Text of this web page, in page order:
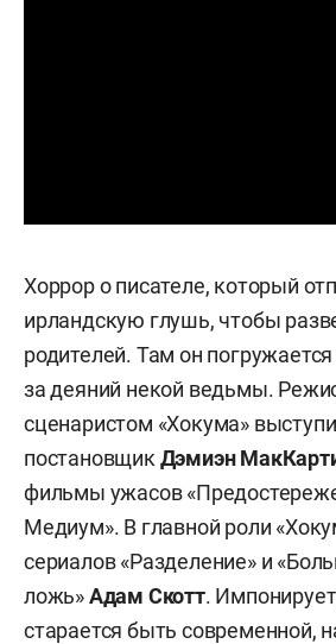
Хоррор о писателе, который
ирландскую глушь, чтобы
родителей. Там он
за деяний некой ведьмы.
сценаристом «Хокума»
постановщик Дэмиэн
фильмы ужасов
Медиум». В главной роли
сериалов «Разделение» и
ложь»Адам Скотт.
старается быть современной,